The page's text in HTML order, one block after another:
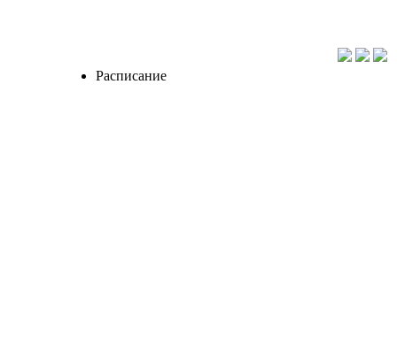
Расписание